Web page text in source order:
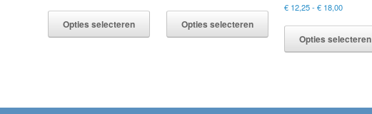
tot
€ 18,00
Opties selecteren
Dit
heeft
tot
€ 18,00
Opties selecteren
Dit
heeft
meerdere
€12,25-€18,00
tot
€ 18,00
Opties selecteren